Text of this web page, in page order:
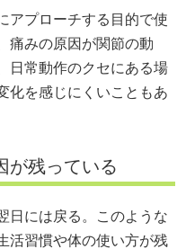
アプローチする目的で使
痛みの原因が関節の動
日常動作のクセにある場
化を感じにくいこともあ
が残っている
日には戻る。このような
活習慣や体の使い方が残